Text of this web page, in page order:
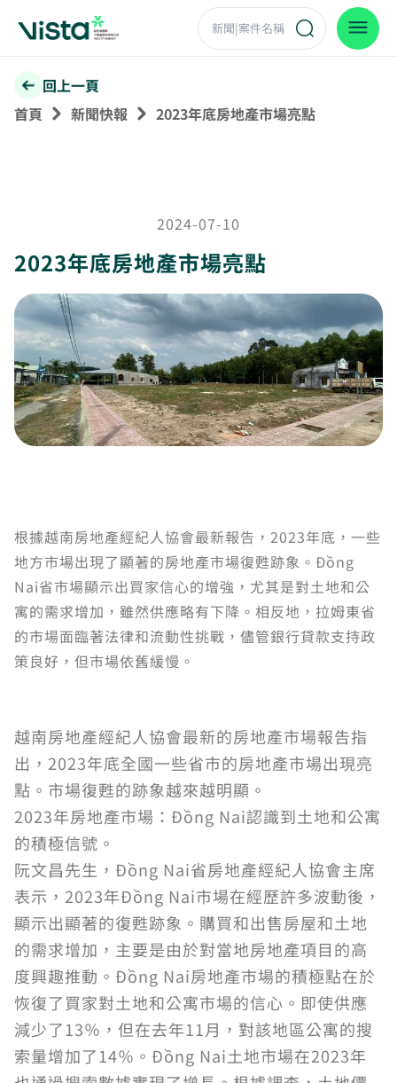
回上一頁
首頁
新聞快報 2023年底房地產市場亮點
2024-07-10
2023年底房地產市場亮點
根據越南房地產經紀人協會最新報告，2023年底，一些
地方市場出現了顯著的房地產市場復甦跡象。Đồng
Nai省市場顯示出買家信心的增強，尤其是對土地和公
寓的需求增加，雖然供應略有下降。相反地，拉姆東省
的市場面臨著法律和流動性挑戰，儘管銀行貸款支持政
策良好，但市場依舊緩慢。
越南房地產經紀人協會最新的房地產市場報告指
出，2023年底全國一些省市的房地產市場出現亮
點。市場復甦的跡象越來越明顯。
2023年房地產市場：Đồng Nai認識到土地和公寓
的積極信號。
阮文昌先生，Đồng Nai省房地產經紀人協會主席
表示，2023年Đồng Nai市場在經歷許多波動後，
顯示出顯著的復甦跡象。購買和出售房屋和土地
的需求增加，主要是由於對當地房地產項目的高
度興趣推動。Đồng Nai房地產市場的積極點在於
恢復了買家對土地和公寓市場的信心。即使供應
減少了13％，但在去年11月，對該地區公寓的搜
索量增加了14％。Đồng Nai土地市場在2023年